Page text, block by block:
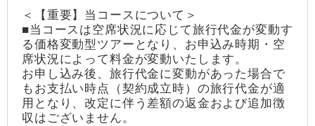
＜【重要】当コースについて＞
■当コースは空席状況に応じて旅行代金が変動す
る価格変動型ツアーとなり、お申込み時期・空
席状況によって料金が変動いたします。
お申し込み後、旅行代金に変動があった場合で
もお支払い時点（契約成立時）の旅行代金が適
用となり、改定に伴う差額の返金および追加徴
収はございません。